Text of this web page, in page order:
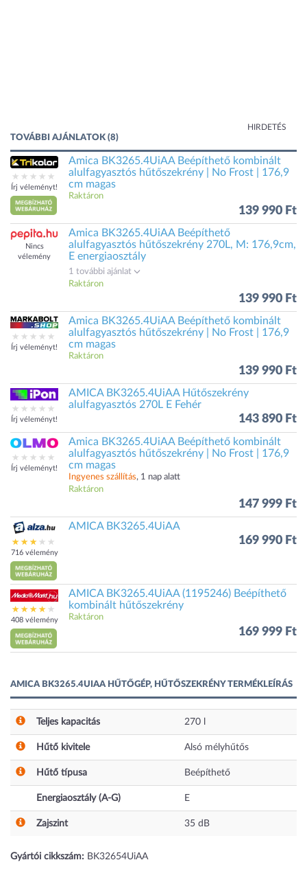
HIRDETÉS
TOVÁBBI AJÁNLATOK (8)
Írj véleményt!
Amica BK3265.4UiAA Beépíthető kombinált
alulfagyasztós hűtőszekrény | No Frost | 176,9
cm magas
Raktáron
139 990 Ft
Nincs
vélemény
Amica BK3265.4UiAA Beépíthető
alulfagyasztós hűtőszekrény 270L, M: 176,9cm,
E energiaosztály
1 további ajánlat
Raktáron
139 990 Ft
Írj véleményt!
Amica BK3265.4UiAA Beépíthető kombinált
alulfagyasztós hűtőszekrény | No Frost | 176,9
cm magas
Raktáron
139 990 Ft
Írj véleményt!
AMICA BK3265.4UiAA Hűtőszekrény
alulfagyasztós 270L E Fehér
143 890 Ft
Írj véleményt!
Amica BK3265.4UiAA Beépíthető kombinált
alulfagyasztós hűtőszekrény | No Frost | 176,9
cm magas
Ingyenes szállítás, 1 nap alatt
Raktáron
147 999 Ft
716 vélemény
AMICA BK3265.4UiAA
169 990 Ft
408 vélemény
AMICA BK3265.4UiAA (1195246) Beépíthető
kombinált hűtőszekrény
Raktáron
169 999 Ft
AMICA BK3265.4UIAA HŰTŐGÉP, HŰTŐSZEKRÉNY TERMÉKLEÍRÁS
Teljes kapacitás 270
Hűtő kivitele Alsó mélyhűtős
Hűtő típusa Beépíthető
Energiaosztály (A-G) E
Zajszint 35 dB
Gyártói cikkszám: BK32654UiAA